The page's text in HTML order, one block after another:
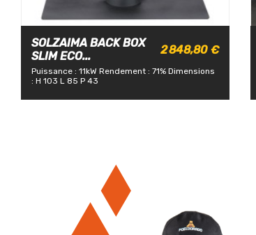
SOLZAIMA BACK BOX
SLIM ECO...
2 848,80 €
Puissance : 11kW Rendement : 71% Dimensions
: H 103 L 85 P 43